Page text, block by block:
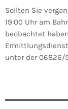
Sollten Sie
19:00 Uhr am
beobachtet
unter der 06826/